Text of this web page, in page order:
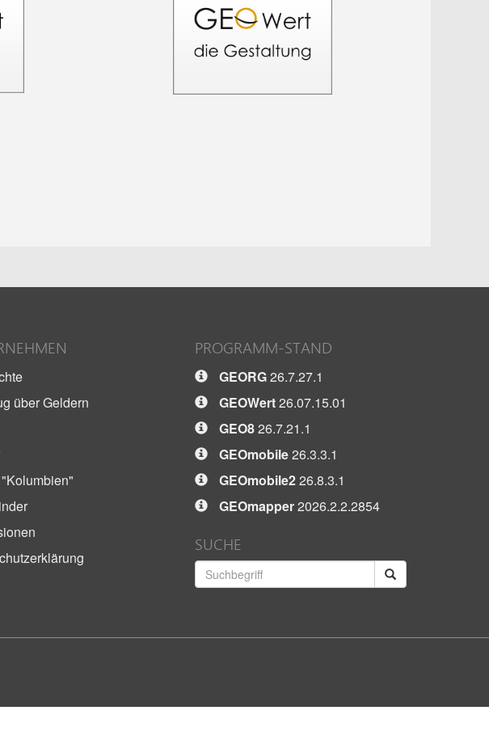
über Geldern
PROGRAMM-STAND
GEORG26.7.27.1
GEOWert26.07.15.01
GEO826.7.21.1
GEOmobile26.3.3.1
GEOmobile226.8.3.1
GEOmapper2026.2.2.2854
SUCHE